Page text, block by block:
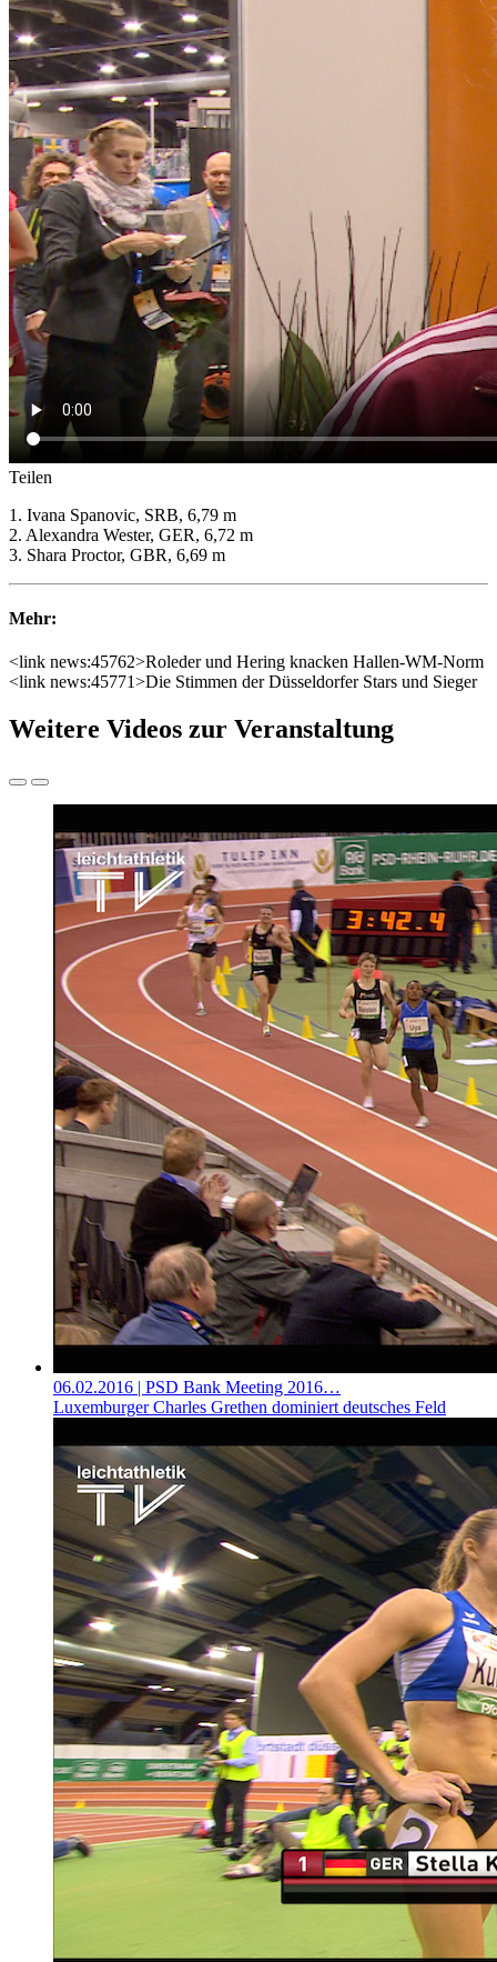
Teilen
1. Ivana Spanovic, SRB, 6,79 m
2. Alexandra Wester, GER, 6,72 m
3. Shara Proctor, GBR, 6,69 m
Mehr:
<link news:45762>Roleder und Hering knacken Hallen-WM-Norm
<link news:45771>Die Stimmen der Düsseldorfer Stars und Sieger
Weitere Videos zur Veranstaltung
06.02.2016 | PSD Bank Meeting 2016…
Luxemburger Charles Grethen dominiert deutsches Feld